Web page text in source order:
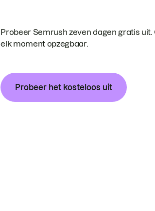
Probeer Semrush zeven dagen gratis uit.
elk moment opzegbaar.
Probeer het kosteloos uit